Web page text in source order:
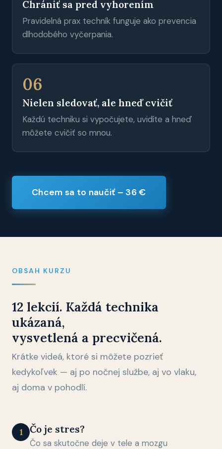
Chrániť sa pred vyhorením
Pravidelná prax techník funguje ako prevencia
dlhodobého vyčerpania.
06
Nielen sledovať, ale hneď cvičiť
Každú techniku si vypočujete, uvidíte a hneď
môžete cvičiť so mnou.
Chcem sa to naučiť – 36 €
OBSAH KURZU
12 lekcií. Každá technika
ukázaná,
vysvetlená a precvičená.
Krátke videá, ktoré si môžete pozrieť
kedykoľvek — aj po nočnej službe, aj vo vlaku,
aj doma v pohodlí.
1 Čo je stres?
Čo sa skutočne deje v tele a mozgu